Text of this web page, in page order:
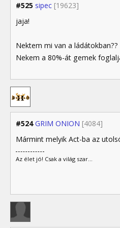
#525 sipec [19623]
jaja!
Nektem mi van a ládátokban??
Nekem a 80%-át gemek
#524 GRIM ONION [4084]
Mármint melyik Act-ba az
Az élet jó! Csak a világ szar...